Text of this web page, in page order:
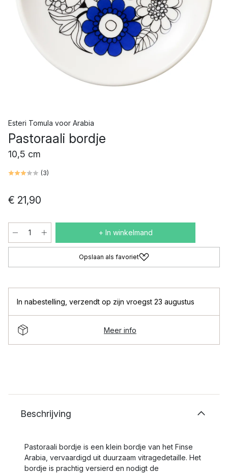
Esteri Tomula voor Arabia
Pastoraali bordje
10,5 cm
(3)
€ 21,90
+ In winkelmand
Opslaan als favoriet
In nabestelling verzendt op zijn vroegst 23 augustus
Meer info
Beschrijving
Pastoraali bordje is een klein bordje van het Finse
Arabia, vervaardigd uit duurzaam vitragedetaille. Het
bordje is prachtig versierd en nodigt de